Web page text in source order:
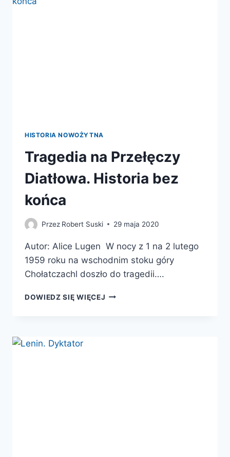
HISTORIA NOWOŻYTNA
Tragedia na Przełęczy
Diatłowa. Historia bez
końca
Przez Robert Suski 29 maja 2020
Autor: Alice Lugen W nocy z 1 na 2 lutego
1959 roku na wschodnim stoku góry
Chołatczachl doszło do tragedii….
DOWIEDZ SIĘ WIĘCEJ TRAGEDIA